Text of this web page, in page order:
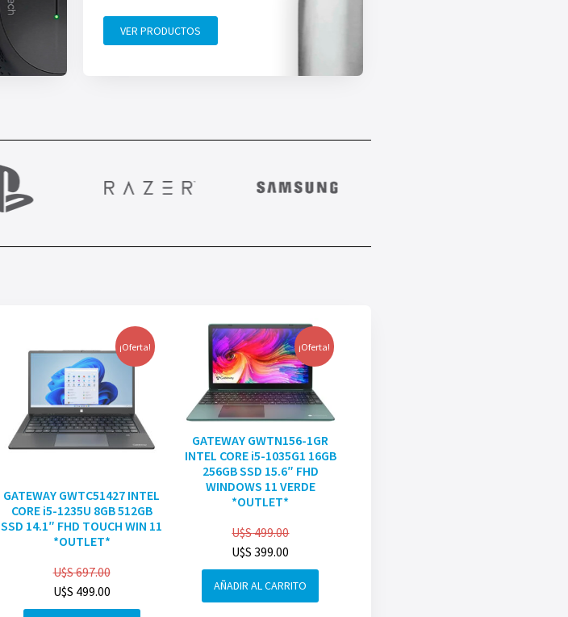
VER PRODUCTOS
¡Oferta!
GATEWAY GWTC51427 INTEL
CORE i5-1235U 8GB 512GB
SSD 14.1″ FHD TOUCH WIN 11
*OUTLET*
U$S697.00
U$S 499.00
¡Oferta!
GATEWAY GWTN156-1GR
INTEL CORE i5-1035G1 16GB
256GB SSD 15.6″ FHD
WINDOWS 11 VERDE
*OUTLET*
U$S499.00
U$S 399.00
AÑADIR AL CARRITO